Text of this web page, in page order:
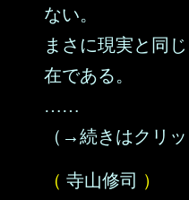
ない。
まさに現実と同
在である。
……
（→続きはクリッ
（ 寺山修司 ）